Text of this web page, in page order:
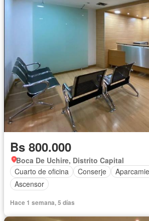
Bs 800.000
Boca De Uchire, Distrito Capital
Cuarto de oficina
Conserje
Ascensor
Hace 1 semana, 5 días